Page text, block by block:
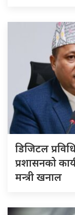
डिजिटल
प्रशासनको
मन्त्री खनाल